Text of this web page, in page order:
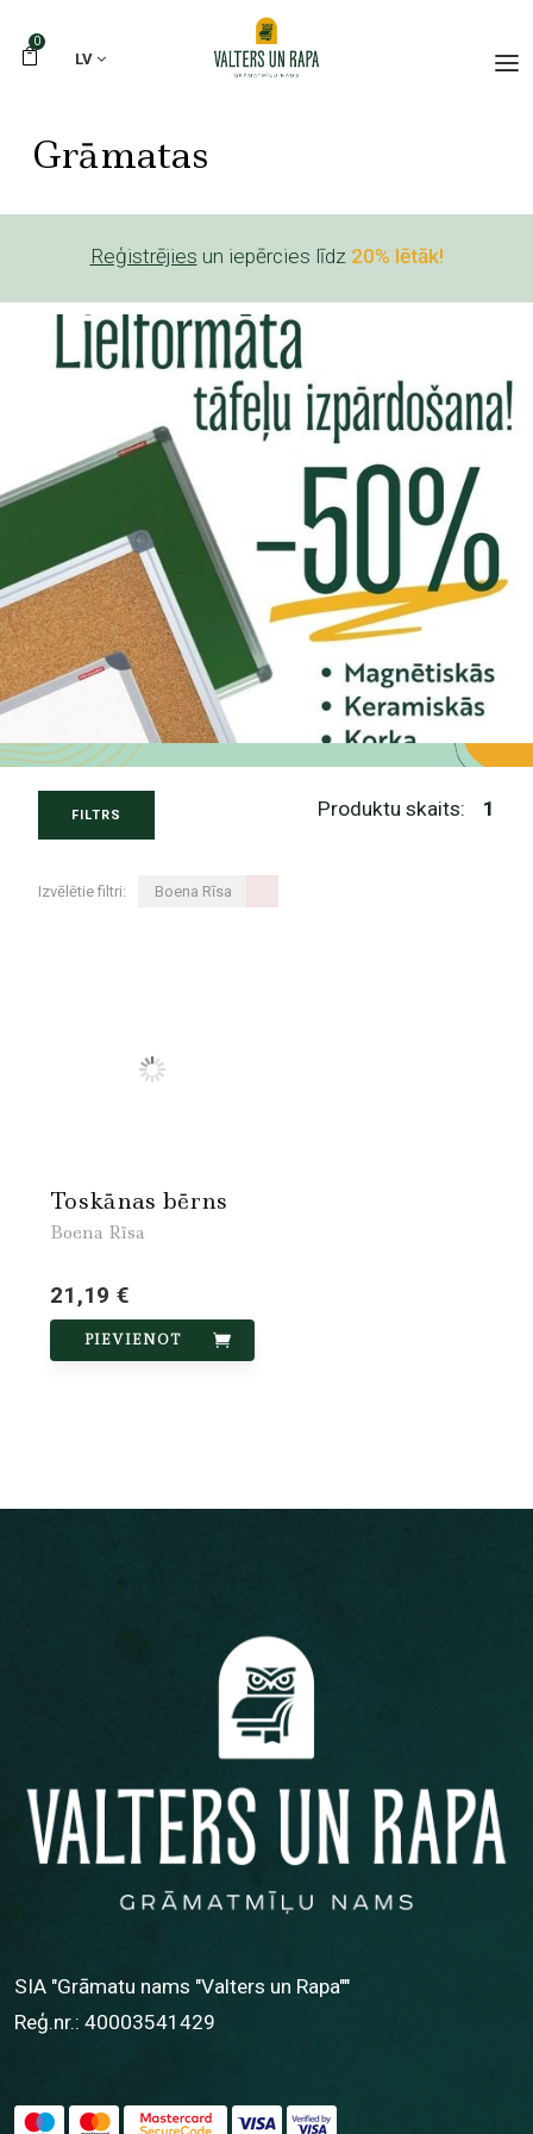
0
LV
Grāmatas
Reģistrējies un iepērcies līdz 20% lētāk!
FILTRS Produktu skaits: 1
Izvēlētie filtri: Boena Rīsa
Toskānas bērns
Boena Rīsa
21,19 €
PIEVIENOT
SIA "Grāmatu nams "Valters un Rapa""
Reģ.nr.: 40003541429